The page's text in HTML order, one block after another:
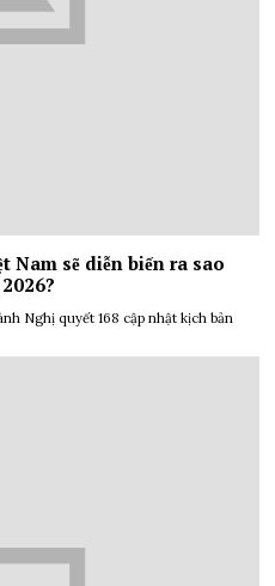
sẽ diễn biến ra sao
Nghị quyết 168 cập nhật kịch bản